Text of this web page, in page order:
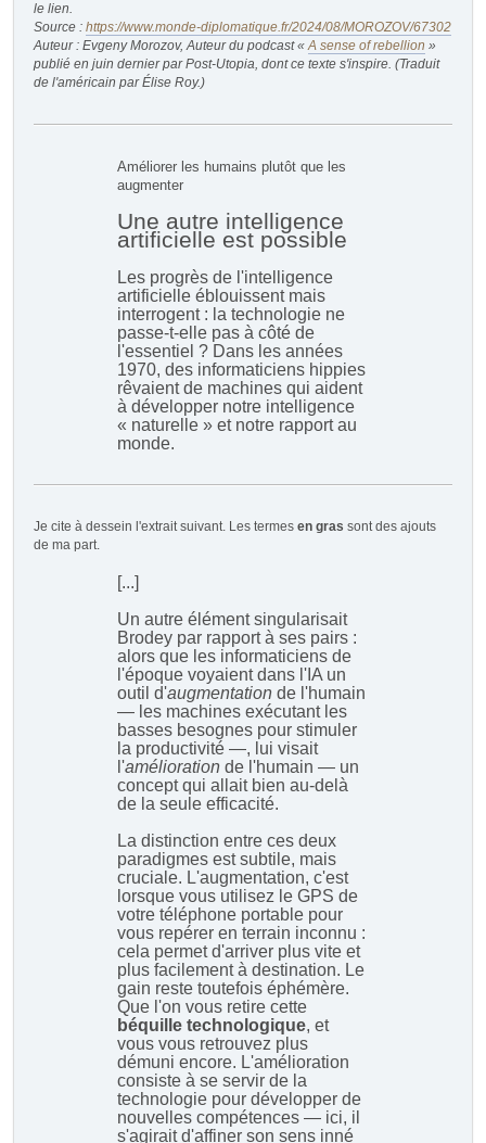
le lien.
Source : https://www.monde-diplomatique.fr/2024/08/MOROZOV/67302
Auteur : Evgeny Morozov, Auteur du podcast «A sense of rebellion »
publié en juin dernier par Post-Utopia, dont ce texte s'inspire. (Traduit
de l'américain par Élise Roy.)
Améliorer les humains plutôt que les
augmenter
Une autre intelligence
artificielle est possible
Les progrès de l'intelligence
artificielle éblouissent mais
interrogent : la technologie ne
passe-t-elle pas à côté de
l'essentiel ? Dans les années
1970, des informaticiens hippies
rêvaient de machines qui aident
à développer notre intelligence
« naturelle » et notre rapport au
monde.
Je cite à dessein l'extrait suivant. Les termes en gras sont des ajouts
de ma part.
[...]
Un autre élément singularisait
Brodey par rapport à ses pairs :
alors que les informaticiens de
l'époque voyaient dans l'IA un
outil d'augmentation de l'humain
— les machines exécutant les
basses besognes pour stimuler
la productivité —, lui visait
l'amélioration de l'humain — un
concept qui allait bien au-delà
de la seule efficacité.
La distinction entre ces deux
paradigmes est subtile, mais
cruciale. L'augmentation, c'est
lorsque vous utilisez le GPS de
votre téléphone portable pour
vous repérer en terrain inconnu :
cela permet d'arriver plus vite et
plus facilement à destination. Le
gain reste toutefois éphémère.
Que l'on vous retire cette
béquille technologique, et
vous vous retrouvez plus
démuni encore. L'amélioration
consiste à se servir de la
technologie pour développer de
nouvelles compétences — ici, il
s'agirait d'affiner son sens inné